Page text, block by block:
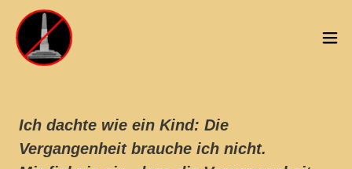
Ich dachte wie ein Kind: Die
Vergangenheit brauche ich nicht.